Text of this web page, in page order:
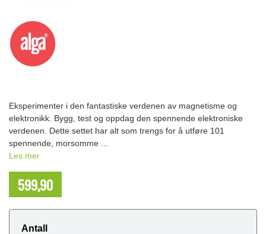
Eksperimenter i den fantastiske verdenen av magnetisme og
elektronikk. Bygg, test og oppdag den spennende elektroniske
verdenen. Dette settet har alt som trengs for å utføre 101
spennende, morsomme ...
Les mer
599,90
Antall